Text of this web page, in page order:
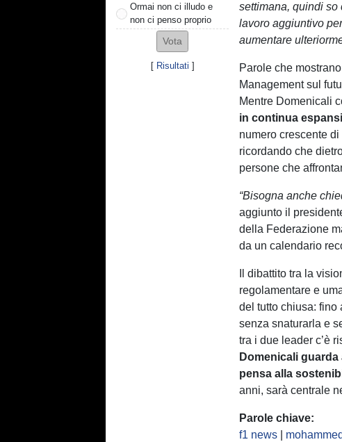
Ormai non ci illudo e
non ci penso proprio
[ Risultati ]
settimana, quindi so
lavoro aggiuntivo
aumentare
Parole che
Management sul
Mentre Domenicali
in continua
numero crescente
ricordando che
persone che
“Bisogna anche
aggiunto il
della Federazione
da un calendario
Il dibattito tra la
regolamentare e
del tutto chiusa: fino
senza snaturarla e
tra i due leader c’è
Domenicali
pensa alla
anni, sarà centrale
Parole chiave:
f1 news